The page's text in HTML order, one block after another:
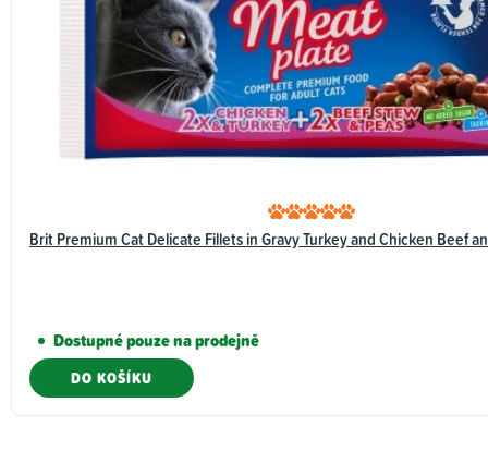
Brit Premium Cat Delicate Fillets in Gravy Turkey and Chicken Beef
Dostupné pouze na prodejně
DO KOŠÍKU